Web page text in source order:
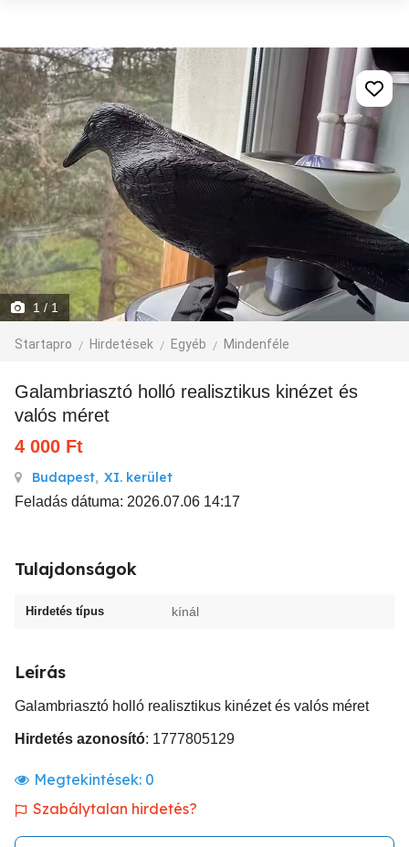
1 / 1
Startapro Hirdetések Egyéb Mindenféle
Galambriasztó holló realisztikus kinézet és
valós méret
4 000 Ft
Budapest, XI. kerület
Feladás dátuma: 2026.07.06 14:17
Tulajdonságok
Hirdetés típus kínál
Leírás
Galambriasztó holló realisztikus kinézet és valós méret
Hirdetés azonosító: 1777805129
Megtekintések: 0
Szabálytalan hirdetés?